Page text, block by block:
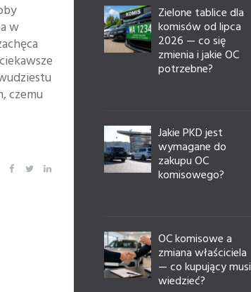
w
czemu
Zielone tablice dla
komisów od lipca
2026 — co się
zmienia i jakie OC
potrzebne?
Jakie PKD jest
wymagane do
zakupu OC
komisowego?
OC komisowe a
zmiana właściciela
— co kupujący musi
wiedzieć?